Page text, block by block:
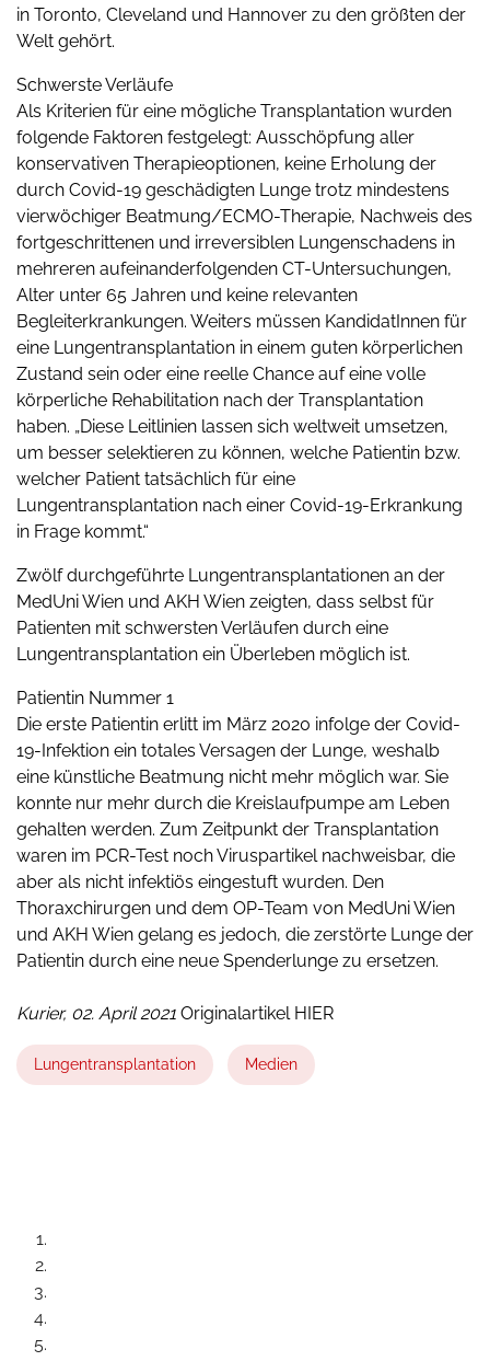
in Toronto, Cleveland und Hannover zu den größten der
Welt gehört.
Schwerste Verläufe
Als Kriterien für eine mögliche Transplantation wurden
folgende Faktoren festgelegt: Ausschöpfung aller
konservativen Therapieoptionen, keine Erholung der
durch Covid-19 geschädigten Lunge trotz mindestens
vierwöchiger Beatmung/ECMO-Therapie, Nachweis des
fortgeschrittenen und irreversiblen Lungenschadens in
mehreren aufeinanderfolgenden CT-Untersuchungen,
Alter unter 65 Jahren und keine relevanten
Begleiterkrankungen. Weiters müssen KandidatInnen für
eine Lungentransplantation in einem guten körperlichen
Zustand sein oder eine reelle Chance auf eine volle
körperliche Rehabilitation nach der Transplantation
haben. „Diese Leitlinien lassen sich weltweit umsetzen,
um besser selektieren zu können, welche Patientin bzw.
welcher Patient tatsächlich für eine
Lungentransplantation nach einer Covid-19-Erkrankung
in Frage kommt.“
Zwölf durchgeführte Lungentransplantationen an der
MedUni Wien und AKH Wien zeigten, dass selbst für
Patienten mit schwersten Verläufen durch eine
Lungentransplantation ein Überleben möglich ist.
Patientin Nummer 1
Die erste Patientin erlitt im März 2020 infolge der Covid-
19-Infektion ein totales Versagen der Lunge, weshalb
eine künstliche Beatmung nicht mehr möglich war. Sie
konnte nur mehr durch die Kreislaufpumpe am Leben
gehalten werden. Zum Zeitpunkt der Transplantation
waren im PCR-Test noch Viruspartikel nachweisbar, die
aber als nicht infektiös eingestuft wurden. Den
Thoraxchirurgen und dem OP-Team von MedUni Wien
und AKH Wien gelang es jedoch, die zerstörte Lunge der
Patientin durch eine neue Spenderlunge zu ersetzen.
Kurier, 02. April 2021 Originalartikel HIER
Lungentransplantation Medien